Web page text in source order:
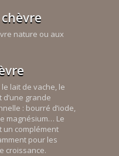
nature ou aux
lait de vache, le
grande
: bourré d’iode,
magnésium… Le
un complément
pour les
croissance.